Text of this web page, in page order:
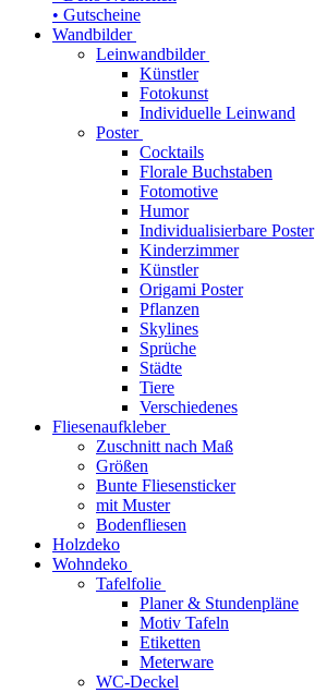
• Gutscheine
Wandbilder
Leinwandbilder
Künstler
Fotokunst
Individuelle Leinwand
Poster
Cocktails
Florale Buchstaben
Fotomotive
Humor
Individualisierbare Poster
Kinderzimmer
Künstler
Origami Poster
Pflanzen
Skylines
Sprüche
Städte
Tiere
Verschiedenes
Fliesenaufkleber
Zuschnitt nach Maß
Größen
Bunte Fliesensticker
mit Muster
Bodenfliesen
Holzdeko
Wohndeko
Tafelfolie
Planer & Stundenpläne
Motiv Tafeln
Etiketten
Meterware
WC-Deckel